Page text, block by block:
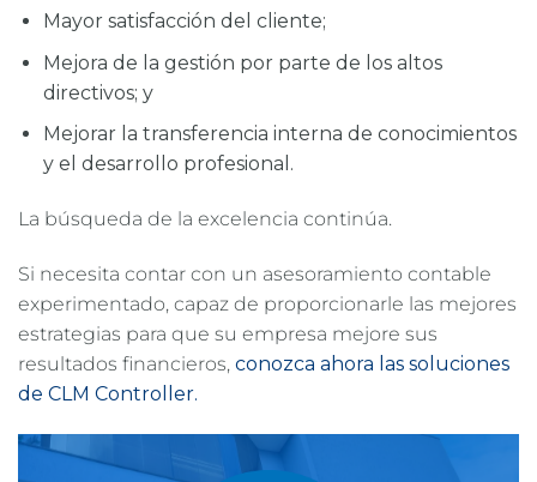
Mayor satisfacción del cliente;
Mejora de la gestión por parte de los altos
directivos; y
Mejorar la transferencia interna de conocimientos
y el desarrollo profesional.
La búsqueda de la excelencia continúa.
Si necesita contar con un asesoramiento contable
experimentado, capaz de proporcionarle las mejores
estrategias para que su empresa mejore sus
resultados financieros, conozca ahora las soluciones
de CLM Controller.